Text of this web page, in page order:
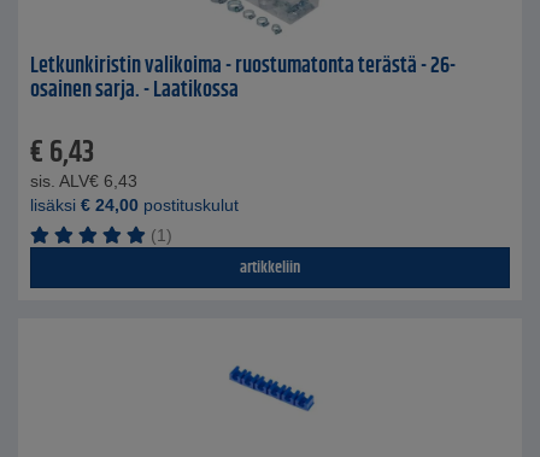
Letkunkiristin valikoima - ruostumatonta terästä - 26-
osainen sarja. - Laatikossa
€6,43
sis. ALV€ 6,43
lisäksi € 24,00 postituskulut
(1)
artikkeliin